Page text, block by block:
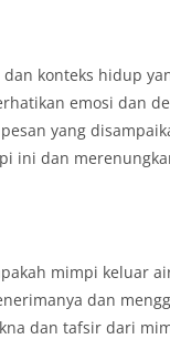
konteks hidup
emosi dan
yang
ini dan
mimpi keluar
dan
dan tafsir dari